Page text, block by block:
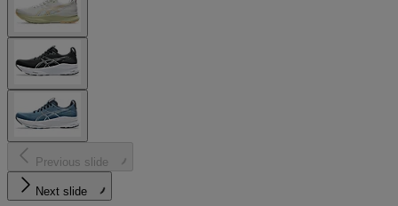
Previous slide
Next slide